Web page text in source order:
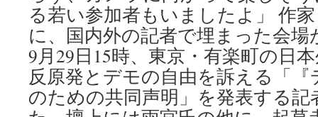
米
国
大
使
館
よ
り
も
る若い参加者もいましたよ」 作
に、国内外の記者で埋まった会
9月29日15時、東京・有楽町の日
反原発とデモの自由を訴える「
のための共同声明」を発表する記